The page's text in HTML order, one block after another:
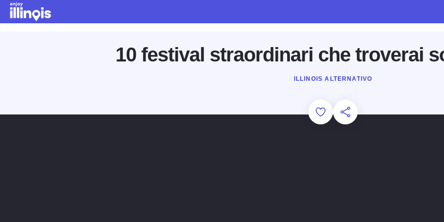
10 festival straordinari che troverai
ILLINOIS ALTERNATIVO
Add to Favorites
Condividi questa pagina